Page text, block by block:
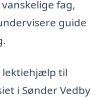
fag,
guide
lektiehjælp til
i Sønder Vedby